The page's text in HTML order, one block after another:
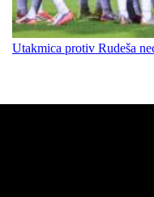
Utakmica protiv Rudeša